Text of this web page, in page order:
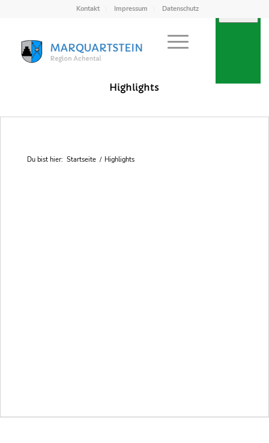
Kontakt Impressum Datenschutz
Du bist hier: Startseite / Highlights
Highlights